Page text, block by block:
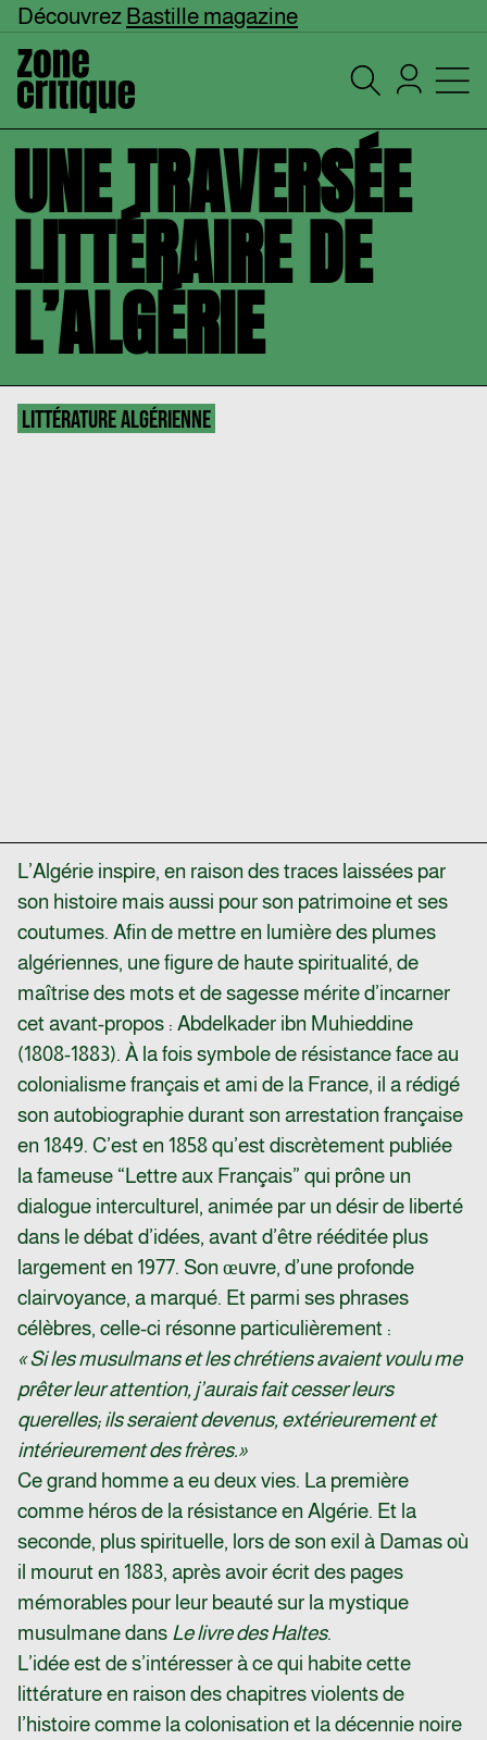
Découvrez Bastille magazine
UNE TRAVERSÉE
LITTÉRAIRE DE
L’ALGÉRIE
LITTÉRATURE ALGÉRIENNE
L’Algérie inspire, en raison des traces laissées par
son histoire mais aussi pour son patrimoine et ses
coutumes. Afin de mettre en lumière des plumes
algériennes, une figure de haute spiritualité, de
maîtrise des mots et de sagesse mérite d’incarner
cet avant-propos : Abdelkader ibn Muhieddine
(1808-1883). À la fois symbole de résistance face au
colonialisme français et ami de la France, il a rédigé
son autobiographie durant son arrestation française
en 1849. C’est en 1858 qu’est discrètement publiée
la fameuse “Lettre aux Français” qui prône un
dialogue interculturel, animée par un désir de liberté
dans le débat d’idées, avant d’être rééditée plus
largement en 1977. Son œuvre, d’une profonde
clairvoyance, a marqué. Et parmi ses phrases
célèbres, celle-ci résonne particulièrement :
« Si les musulmans et les chrétiens avaient voulu me
prêter leur attention, j’aurais fait cesser leurs
querelles; ils seraient devenus, extérieurement et
intérieurement des frères.»
Ce grand homme a eu deux vies. La première
comme héros de la résistance en Algérie. Et la
seconde, plus spirituelle, lors de son exil à Damas où
il mourut en 1883, après avoir écrit des pages
mémorables pour leur beauté sur la mystique
musulmane dans Le livre des Haltes.
L’idée est de s’intéresser à ce qui habite cette
littérature en raison des chapitres violents de
l’histoire comme la colonisation et la décennie noire